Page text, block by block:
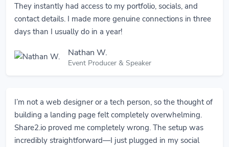
They instantly had access to my portfolio, socials, and
contact details. I made more genuine connections in three
days than I usually do in a year!
Nathan W.
Event Producer & Speaker
I’m not a web designer or a tech person, so the thought of
building a landing page felt completely overwhelming.
Share2.io proved me completely wrong. The setup was
incredibly straightforward—I just plugged in my social